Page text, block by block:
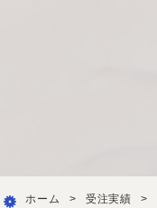
ホーム > 受注実績 >